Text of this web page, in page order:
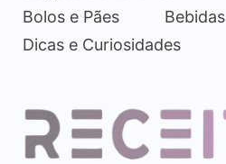
Bolos e Pães
Bebidas
Dicas e Curiosidades